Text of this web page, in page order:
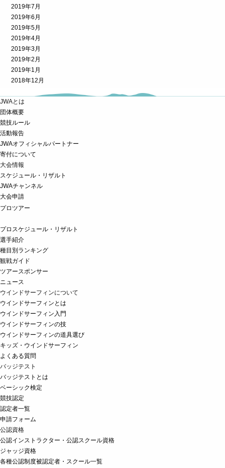
2019年7月
2019年6月
2019年5月
2019年4月
2019年3月
2019年2月
2019年1月
2018年12月
JWAとは
団体概要
競技ルール
活動報告
JWAオフィシャルパートナー
寄付について
大会情報
スケジュール・リザルト
JWAチャンネル
大会申請
プロツアー
プロスケジュール・リザルト
選手紹介
種目別ランキング
観戦ガイド
ツアースポンサー
ニュース
ウインドサーフィンについて
ウインドサーフィンとは
ウインドサーフィン入門
ウインドサーフィンの技
ウインドサーフィンの道具選び
キッズ・ウインドサーフィン
よくある質問
バッジテスト
バッジテストとは
ベーシック検定
競技認定
認定者一覧
申請フォーム
公認資格
公認インストラクター・公認スクール資格
ジャッジ資格
各種公認制度被認定者・スクール一覧